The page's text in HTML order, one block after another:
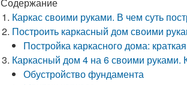
Каркас своими руками. В чем суть
Построить каркасный дом своими
Постройка каркасного дома:
Каркасный дом 4 на 6 своими руками.
Обустройство фундамента